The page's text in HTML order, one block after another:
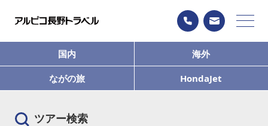
国内 海外
ながの旅 HondaJet
ツアー検索